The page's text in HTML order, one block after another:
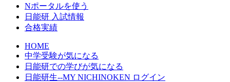
Nポータルを使う
日能研 入試情報
合格実績
HOME
中学受験が気になる
日能研での学びが気になる
日能研生--MY NICHINOKEN ログイン